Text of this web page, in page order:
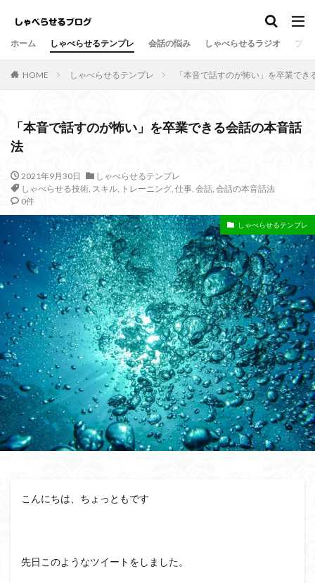
ホーム しゃべらせるテンプレ 会話の悩み しゃべらせるラジオ プロ
HOME しゃべらせるテンプレ 「本音で話すのが怖い」を卒業でき
「本音で話すのが怖い」を卒業できる会話の本音話
法
2021年9月30日
しゃべらせるテンプレ
しゃべらせる技術, スキル, トレーニング, 仕事, 会話, 会話の本音話法
0件
しゃべらせるテンプレ
こんにちは、ちょっともです
先日このようなツイートをしました。
しゃべらせるテンプレ
カテゴリー
タグ
名刺交換
油断 名刺 原因
危険
伝え方
会話量 書籍 演出
会話術
着地点
頷き 音声配信
返報性の法則
質問
覚えてもらう 苦手 芸人
組み込む
相槌
無口 相手を喜ばせる
相手への興味
相手が話すタイプ
相手が話さないタイプ
盲点
盛り上がる
特殊能力
無意識にしゃべらせる技術
無意識にしゃべらせたい相談会
会話迷子
会話結論法
おもしろ緩急話法
コツ
デザイン力
チェック
スキル
ザイアンスの法則
サービスエリア確認法
サンクチュアリ出版
コミュニティ
みんな
しゃべりたくなる
トレーニング
ブーストテクニック